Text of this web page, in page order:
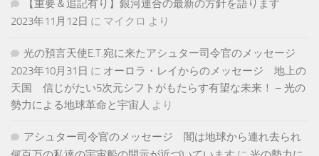
【重要＆追記有り】銀河連合の最新の方針を語ります
2023年11月12日 に マイクロ より
光の預言天使E.T.宛に来たアシュター司令官のメッセージ
2023年10月31日 に オーロラ・レイからのメッセージ 地上の
天国 信じがたい5次元シフトがもたらす有望な未来！ – 光の
勢力による地球革命と宇宙人 より
アシュター司令官のメッセージ 闇は地球から連れ去られ